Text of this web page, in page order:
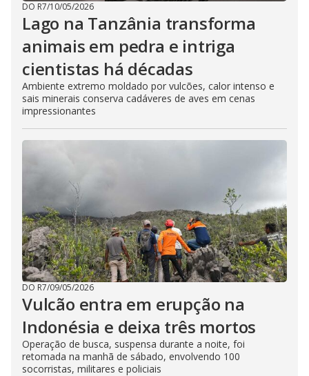
DO R7/10/05/2026
Lago na Tanzânia transforma
animais em pedra e intriga
cientistas há décadas
Ambiente extremo moldado por vulcões, calor intenso e
sais minerais conserva cadáveres de aves em cenas
impressionantes
DO R7/09/05/2026
Vulcão entra em erupção na
Indonésia e deixa três mortos
Operação de busca, suspensa durante a noite, foi
retomada na manhã de sábado, envolvendo 100
socorristas, militares e policiais